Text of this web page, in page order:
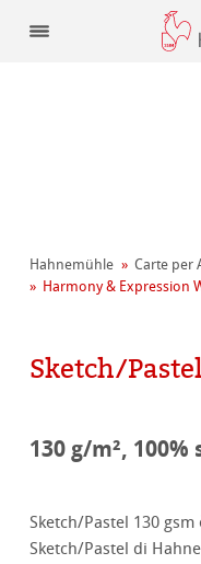
Hahnemühle Carte per
Harmony & Expression
Sketch/
130 g/m², 100%
Sketch/Pastel 130
Sketch/Pastel di